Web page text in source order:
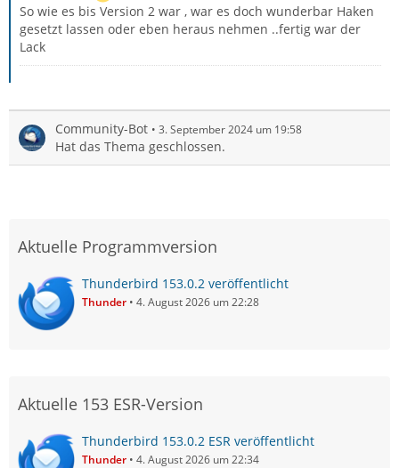
So wie es bis Version 2 war , war es doch wunderbar Haken
gesetzt lassen oder eben heraus nehmen ..fertig war der
Lack
Community-Bot 3. September 2024 um 19:58
Hat das Thema geschlossen.
Aktuelle Programmversion
Thunderbird 153.0.2 veröffentlicht
Thunder 4. August 2026 um 22:28
Aktuelle 153 ESR-Version
Thunderbird 153.0.2 ESR veröffentlicht
Thunder 4. August 2026 um 22:34